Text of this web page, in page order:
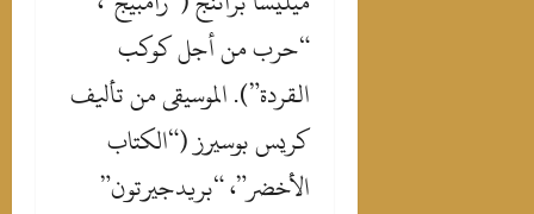
“حرب من أجل كوكب
القردة”). الموسيقى من تأليف
كريس بوسيرز (“الكتاب
الأخضر”، “بريدجيرتون”